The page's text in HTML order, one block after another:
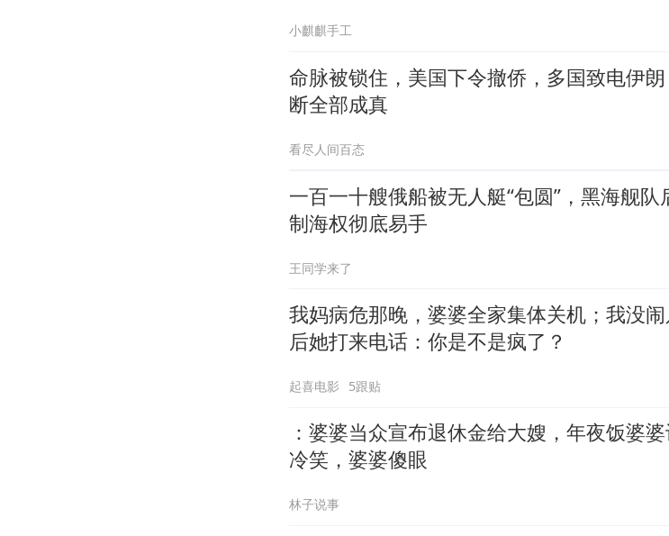
小麒麒手工
命脉被锁住，美国下令撤侨，多国致电伊
断全部成真
看尽人间百态
一百一十艘俄船被无人艇“包圆”，黑海舰队
制海权彻底易手
王同学来了
我妈病危那晚，婆婆全家集体关机；我没
后她打来电话：你是不是疯了？
起喜电影 5跟贴
：婆婆当众宣布退休金给大嫂，年夜饭婆
冷笑，婆婆傻眼
林子说事